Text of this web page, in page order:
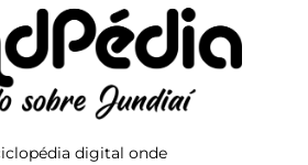
digital onde